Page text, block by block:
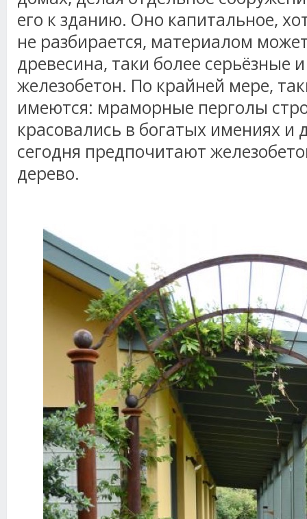
его к зданию. Оно капитальное,
не разбирается, материалом
древесина, таки более серьёзные
железобетон. По крайней мере,
имеются: мраморные перголы
красовались в богатых имениях и
сегодня предпочитают
дерево.